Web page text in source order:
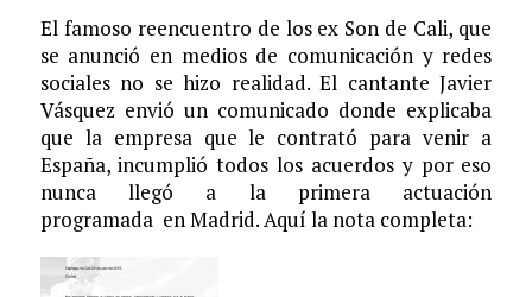
El famoso reencuentro de los ex Son de Cali, que
se anunció en medios de comunicación y redes
sociales no se hizo realidad. El cantante Javier
Vásquez envió un comunicado donde explicaba
que la empresa que le contrató para venir a
España, incumplió todos los acuerdos y por eso
nunca llegó a la primera actuación
programada en Madrid. Aquí la nota completa: